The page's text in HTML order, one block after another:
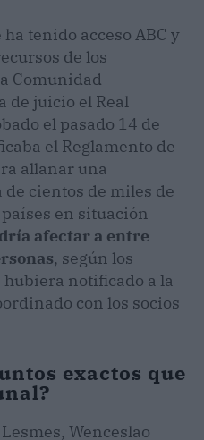
tenido acceso ABC y
de los
Comunidad
de juicio el Real
el pasado 14 de
el Reglamento de
allanar una
cientos de miles de
en situación
afectar a entre
, según los
notificado a la
con los socios
exactos que
Wenceslao